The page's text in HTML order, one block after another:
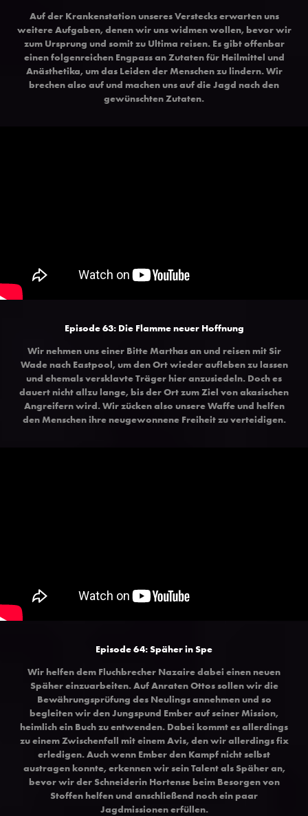
Auf der Krankenstation unseres Verstecks erwarten uns
weitere Aufgaben, denen wir uns widmen wollen, bevor wir
zum Ursprung und somit zu Ultima reisen. Es gibt offenbar
einen folgenreichen Engpass an Zutaten für Heilmittel und
Anästhetika, um das Leiden der Menschen zu lindern. Wir
brechen also auf und machen uns auf die Jagd nach den
gewünschten Zutaten.
Episode 63: Die Flamme neuer Hoffnung
Wir nehmen uns einer Bitte Marthas an und reisen mit Sir
Wade nach Eastpool, um den Ort wieder aufleben zu lassen
und ehemals versklavte Träger hier anzusiedeln. Doch es
dauert nicht allzu lange, bis der Ort zum Ziel von akasischen
Angreifern wird. Wir zücken also unsere Waffe und helfen
den Menschen ihre neugewonnene Freiheit zu verteidigen.
Episode 64:Späher in Spe
Wir helfen dem Fluchbrecher Nazaire dabei einen neuen
Späher einzuarbeiten. Auf Anraten Ottos sollen wir die
Bewährungsprüfung des Neulings annehmen und so
begleiten wir den Jungspund Ember auf seiner Mission,
heimlich ein Buch zu entwenden. Dabei kommt es allerdings
zu einem Zwischenfall mit einem Avis, den wir allerdings fix
erledigen. Auch wenn Ember den Kampf nicht selbst
austragen konnte, erkennen wir sein Talent als Späher an,
bevor wir der Schneiderin Hortense beim Besorgen von
Stoffen helfen und anschließend noch ein paar
Jagdmissionen erfüllen.